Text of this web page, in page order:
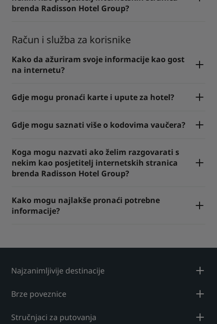
brenda Radisson Hotel Group?
Račun i služba za korisnike
Kako da ažuriram svoje informacije kao gost
na internetu?
Gdje mogu pronaći karte i upute za hotel?
Gdje mogu saznati više o kodovima vaučera?
Koga mogu nazvati ako želim razgovarati s
nekim kao posjetitelj internetskih stranica
brenda Radisson Hotel Group?
Kako mogu najlakše pronaći potrebne
informacije?
Najzanimljivije destinacije
Brze poveznice
Stručnjaci za putovanja